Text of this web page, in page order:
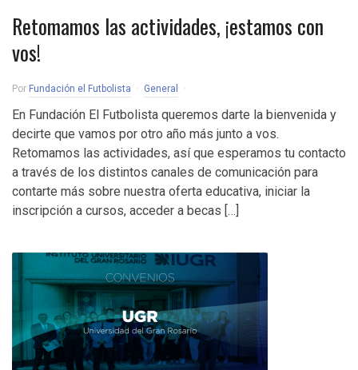
Retomamos las actividades, ¡estamos con
vos!
Por Fundación el Futbolista General
En Fundación El Futbolista queremos darte la bienvenida y
decirte que vamos por otro año más junto a vos.
Retomamos las actividades, así que esperamos tu contacto
a través de los distintos canales de comunicación para
contarte más sobre nuestra oferta educativa, iniciar la
inscripción a cursos, acceder a becas […]